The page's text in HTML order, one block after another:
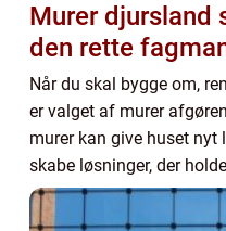
Murer djursland sådan vælger du
den rette
Når du skal bygge om,
er valget af murer
murer kan give huset nyt
skabe løsninger, der
findes der flere